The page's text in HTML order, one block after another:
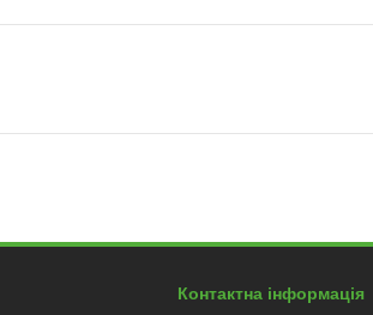
Контактна інформація